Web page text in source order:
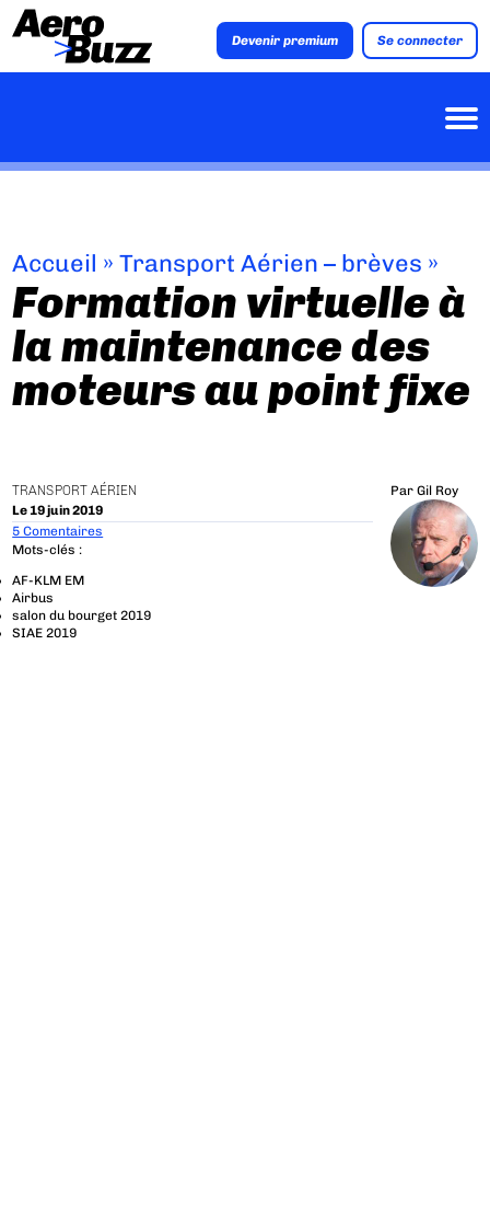
Devenir premium Se connecter
Accueil »Transport Aérien – brèves »
Formation virtuelle à
la maintenance des
moteurs au point fixe
TRANSPORT AÉRIEN
Le 19 juin 2019
Par Gil Roy
5 Comentaires
Mots-clés :
AF-KLM EM
Airbus
salon du bourget 2019
SIAE 2019